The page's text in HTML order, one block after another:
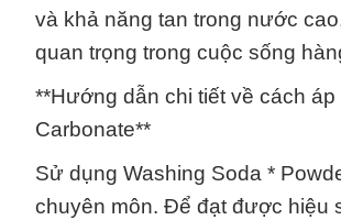
và khả năng tan trong nước
quan trọng trong cuộc sống
**Hướng dẫn chi tiết về cách
Carbonate**
Sử dụng Washing Soda *
chuyên môn. Để đạt được hiệu